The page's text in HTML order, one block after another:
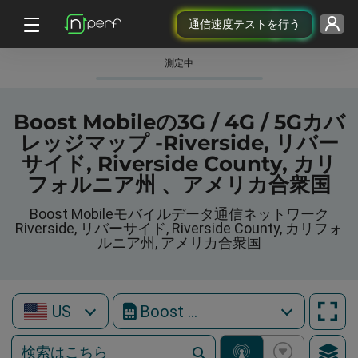
通信速度テストを行う
測定中
Boost Mobileの3G / 4G / 5Gカバ
レッジマップ -Riverside, リバー
サイド, Riverside County, カリ
フォルニア州 、アメリカ合衆国
Boost Mobileモバイルデータ通信ネットワーク
Riverside, リバーサイド, Riverside County, カリフォ
ルニア州, アメリカ合衆国
US Boost Mobile